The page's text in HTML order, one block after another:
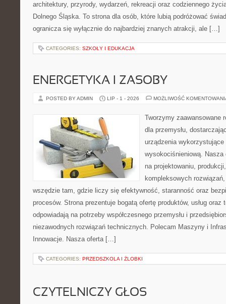
architektury, przyrody, wydarzeń, rekreacji oraz codziennego
Dolnego Śląska. To strona dla osób, które lubią podróżować
ogranicza się wyłącznie do najbardziej znanych atrakcji, ale […]
CATEGORIES: SZKOŁY I EDUKACJA
ENERGETYKA I ZASOBY
POSTED BY ADMIN LIP - 1 - 2026 MOŻLIWOŚĆ
Tworzymy zaawansowane
dla przemysłu,
urządzenia wykorzystujące
wysokociśnieniową. Nasza
na projektowaniu,
kompleksowych
wszędzie tam, gdzie liczy się efektywność, staranność oraz
procesów. Strona prezentuje bogatą ofertę produktów, usług oraz
odpowiadają na potrzeby współczesnego przemysłu i
niezawodnych rozwiązań technicznych. Polecam Maszyny i
Innowacje. Nasza oferta […]
CATEGORIES: PRZEDSZKOLA I ŻLOBKI
CZYTELNICZY GŁOS